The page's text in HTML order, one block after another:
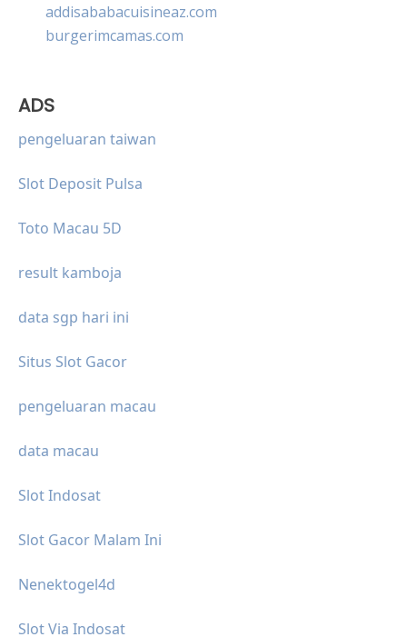
addisababacuisineaz.com
burgerimcamas.com
ADS
pengeluaran taiwan
Slot Deposit Pulsa
Toto Macau 5D
result kamboja
data sgp hari ini
Situs Slot Gacor
pengeluaran macau
data macau
Slot Indosat
Slot Gacor Malam Ini
Nenektogel4d
Slot Via Indosat